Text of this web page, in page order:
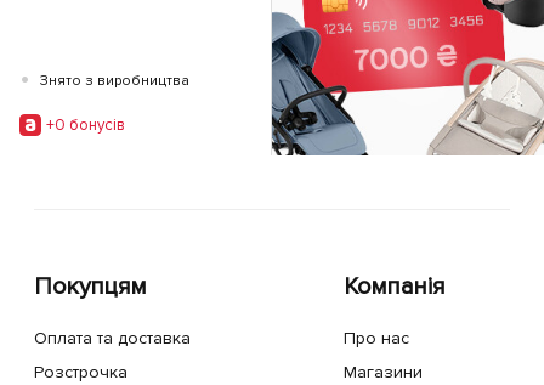
• Знято з виробництва
+0 бонусiв
Покупцям
Оплата та доставка
Розстрочка
Компанія
Про нас
Магазини